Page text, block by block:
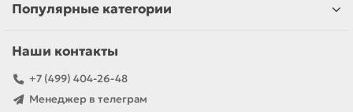
Популярные категории
Наши контакты
+7 (499) 404-26-48
Менеджер в телеграм